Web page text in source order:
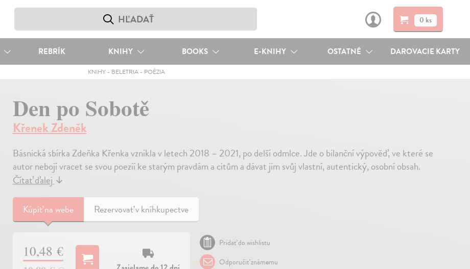
0 ks
REBRÍK KNIHY BOOKS E-KNIHY OSTATNÉ DAROVACIE KARTY
KNIHY - BELETRIA - POÉZIA
Den po Sobotě
Křenek Zdeněk
Básnická sbírka Zdeňka Křenka vznikla v letech 2018 – 2021, po delší odmlce. Jde o bilanční výpověď, ve které se
autor nebojí vracet se svou poezií ke starým pravdám a citům a dávat jim svůj vlastní, autentický, osobní obsah.
Čítať ďalej↓
Kúpiťna webe Rezervovať v kníhkupectve
10,48 €
Pridať do wishlistu
Odporučiť známemu